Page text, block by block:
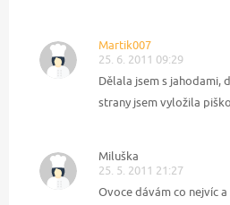
Martik007
25. 6. 2011 09:29
Dělala jsem s jahodami,
strany jsem vyložila
Miluška
25. 5. 2011 21:27
Ovoce dávám co nejvíc